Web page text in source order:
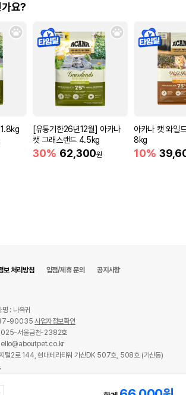
요?
[유통기한26년12월] 아카나
캣 그래스랜드 4.5kg
30% 62,300원
아카나 캣 와일
8kg
10%
보 처리방침 입점/제휴 문의 공지사항
명 : 나옥귀
87-90035사업자정보확인
서울금천-2382호
hello@aboutpet.co.kr
지털2로 144, 현대테라타워 가산DK 507호, 508호 (가산동)